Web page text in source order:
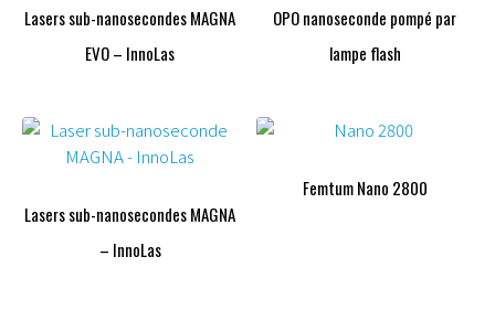
Lasers sub-nanosecondes MAGNA
EVO – InnoLas
OPO nanoseconde pompé par
lampe flash
Lasers sub-nanosecondes MAGNA
– InnoLas
Femtum Nano 2800